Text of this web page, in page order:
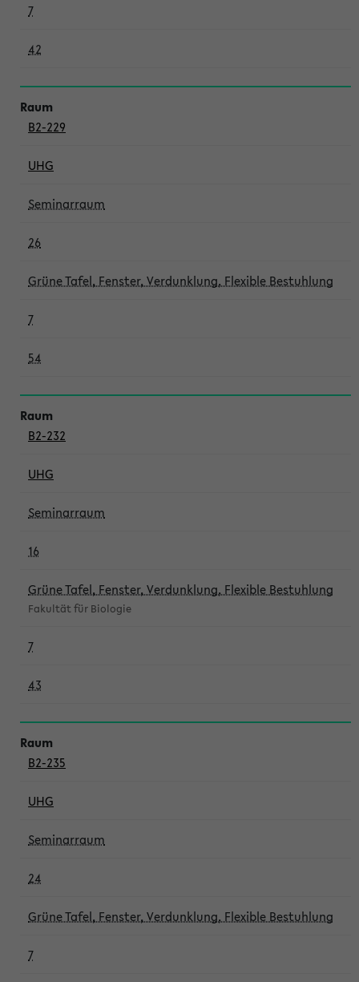
7
42
B2-229
UHG
Seminarraum
26
Grüne Tafel, Fenster, Verdunklung, Flexible Bestuhlung
7
54
B2-232
UHG
Seminarraum
16
Grüne Tafel, Fenster, Verdunklung, Flexible Bestuhlung
Fakultät für Biologie
7
43
B2-235
UHG
Seminarraum
24
Grüne Tafel, Fenster, Verdunklung, Flexible Bestuhlung
7